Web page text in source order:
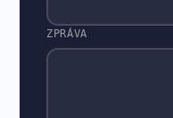
ZPRÁVA